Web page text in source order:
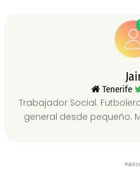
Tenerife
Trabajador Social.
general desde pequeño.